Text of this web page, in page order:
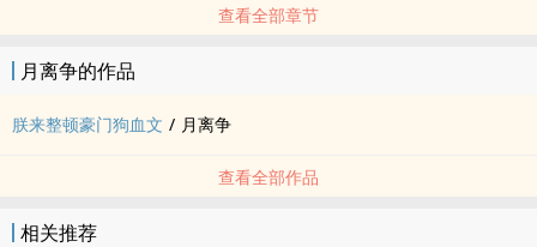
查看全部章节
月离争的作品
朕来整顿豪门狗血文 / 月离争
查看全部作品
相关推荐